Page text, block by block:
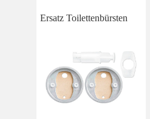
Ersatz Toilettenbürsten